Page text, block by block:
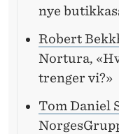
nye
Robert
Nortura,
trenger vi?»
Tom Daniel